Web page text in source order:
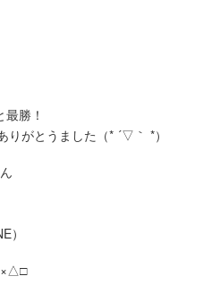
勝！
がとうました（* ´▽｀ *）
）
×△□